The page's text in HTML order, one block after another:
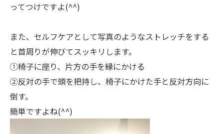
ってつけですよ(^^)
また、セルフケアとして写真のようなストレッチをする
と首周りが伸びてスッキリします。
①椅子に座り、片方の手を縁にかける
②反対の手で頭を把持し、椅子にかけた手と反対方向に
倒す。
簡単ですよね(^^)